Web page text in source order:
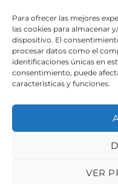
Para ofrecer las mejores
las cookies para almacenar
dispositivo. El
procesar datos como el
identificaciones únicas en
consentimiento, puede
características y funciones.
VER
Ahora puede
cookies.
Asesor de Cookies es
creado por Carlos Doral